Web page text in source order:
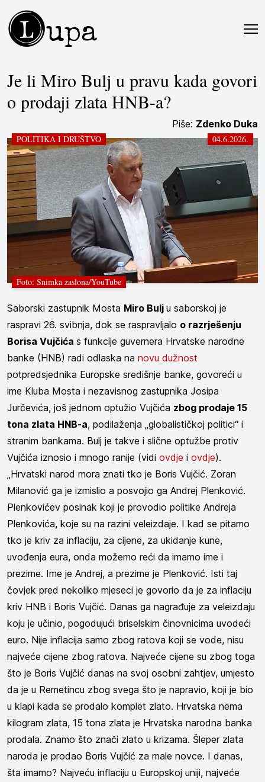
Lupa
Je li Miro Bulj u pravu kada govori
o prodaji zlata HNB-a?
Piše: Zdenko Duka
POLITIKA I DRUŠTVO 04.6.2026.
Foto: Snimka zaslona/YouTube
Saborski zastupnik Mosta Miro Bulj u saborskoj je
raspravi 26. svibnja, dok se raspravljalo o razrješenju
Borisa Vujčića s funkcije guvernera Hrvatske narodne
banke (HNB) radi odlaska na novu dužnost
potpredsjednika Europske središnje banke, govoreći u
ime Kluba Mosta i nezavisnog zastupnika Josipa
Jurčevića, još jednom optužio Vujčića zbog prodaje 15
tona zlata HNB-a, podilaženja „globalističkoj politici“ i
stranim bankama. Bulj je takve i slične optužbe protiv
Vujčića iznosio i mnogo ranije (vidi ovdje i ovdje).
„Hrvatski narod mora znati tko je Boris Vujčić. Zoran
Milanović ga je izmislio a posvojio ga Andrej Plenković.
Plenkovićev posinak koji je provodio politike Andreja
Plenkovića, koje su na razini veleizdaje. I kad se pitamo
tko je kriv za inflaciju, za cijene, za ukidanje kune,
uvođenja eura, onda možemo reći da imamo ime i
prezime. Ime je Andrej, a prezime je Plenković. Isti taj
čovjek pred nekoliko mjeseci je govorio da je za inflaciju
kriv HNB i Boris Vujčić. Danas ga nagrađuje za veleizdaju
koju je učinio, pogodujući briselskim činovnicima uvodeći
euro. Nije inflacija samo zbog ratova koji se vode, nisu
najveće cijene zbog ratova. Najveće cijene su zbog toga
što je Boris Vujčić danas na svoj osobni zahtjev, umjesto
da je u Remetincu zbog svega što je napravio, koji je bio
u klapi kada se prodalo komplet zlato. Hrvatska nema
kilogram zlata, 15 tona zlata je Hrvatska narodna banka
prodala. Znamo što znači zlato u krizama. Šleper zlata
naroda je prodao Boris Vujčić za male novce. I danas,
šta imamo? Najveću inflaciju u Europskoj uniji, najveće